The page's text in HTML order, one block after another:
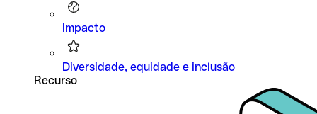
Impacto
Diversidade, equidade e inclusão
Recurso